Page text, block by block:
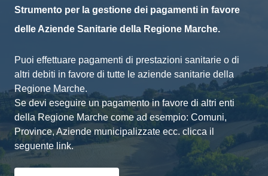
Strumento per la gestione dei pagamenti in favore
delle Aziende Sanitarie della Regione Marche.
Puoi effettuare pagamenti di prestazioni sanitarie o di
altri debiti in favore di tutte le aziende sanitarie della
Regione Marche.
Se devi eseguire un pagamento in favore di altri enti
della Regione Marche come ad esempio: Comuni,
Province, Aziende municipalizzate ecc. clicca il
seguente link.